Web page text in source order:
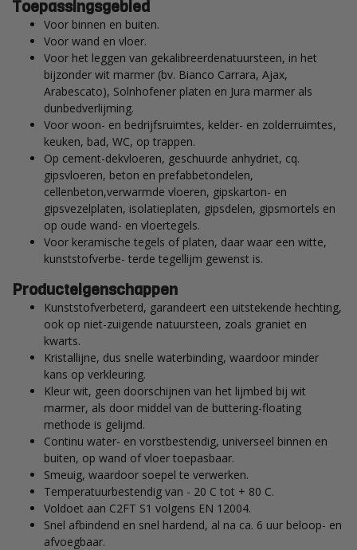
Toepassingsgebied
Voor binnen en buiten.
Voor wand en vloer.
Voor het leggen van gekalibreerdenatuursteen, in het
bijzonder wit marmer (bv. Bianco Carrara, Ajax,
Arabescato), Solnhofener platen en Jura marmer als
dunbedverlijming.
Voor woon- en bedrijfsruimtes, kelder- en zolderruimtes,
keuken, bad, WC, op trappen.
Op cement-dekvloeren, geschuurde anhydriet, cq.
gipsvloeren, beton en prefabbetondelen,
cellenbeton,verwarmde vloeren, gipskarton- en
gipsvezelplaten, isolatieplaten, gipsdelen, gipsmortels en
op oude wand- en vloertegels.
Voor keramische tegels of platen, daar waar een witte,
kunststofverbe- terde tegellijm gewenst is.
Producteigenschappen
Kunststofverbeterd, garandeert een uitstekende hechting,
ook op niet-zuigende natuursteen, zoals graniet en
kwarts.
Kristallijne, dus snelle waterbinding, waardoor minder
kans op verkleuring.
Kleur wit, geen doorschijnen van het lijmbed bij wit
marmer, als door middel van de buttering-floating
methode is gelijmd.
Continu water- en vorstbestendig, universeel binnen en
buiten, op wand of vloer toepasbaar.
Smeuig, waardoor soepel te verwerken.
Temperatuurbestendig van - 20 C tot + 80 C.
Voldoet aan C2FT S1 volgens EN 12004.
Snel afbindend en snel hardend, al na ca. 6 uur beloop- en
afvoegbaar.